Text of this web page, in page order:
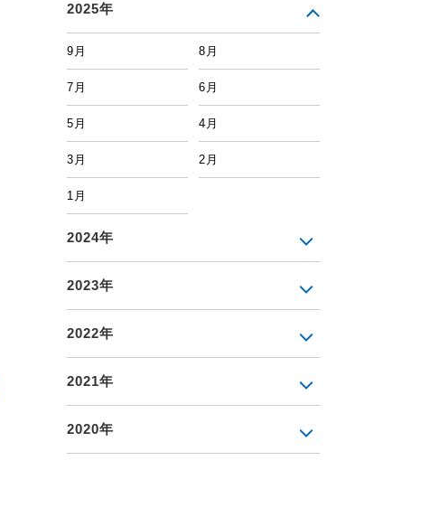
2025年
9月 8月
7月 6月
5月 4月
3月 2月
1月
2024年
2023年
2022年
2021年
2020年